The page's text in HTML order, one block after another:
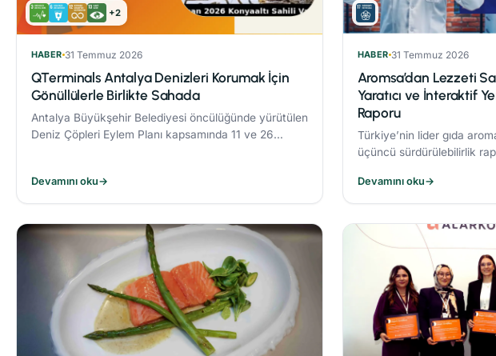
+2
HABER 31 Temmuz 2026
QTerminals Antalya Denizleri Korumak İçin
Gönüllülerle Birlikte Sahada
Antalya Büyükşehir Belediyesi öncülüğünde yürütülen
Deniz Çöpleri Eylem Planı kapsamında 11 ve 26
sağladı.
Devamını oku→
HABER 31 Temmuz 2026
Aromsa’dan Lezzeti
Yaratıcı ve İnteraktif
Raporu
Türkiye’nin lider gıda
üçüncü sürdürülebilirlik
Devamını oku→